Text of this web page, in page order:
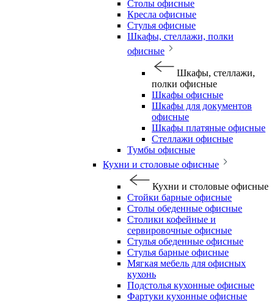
Столы офисные
Кресла офисные
Стулья офисные
Шкафы, стеллажи, полки
офисные
Шкафы, стеллажи,
полки офисные
Шкафы офисные
Шкафы для документов
офисные
Шкафы платяные офисные
Стеллажи офисные
Тумбы офисные
Кухни и столовые офисные
Кухни и столовые офисные
Стойки барные офисные
Столы обеденные офисные
Столики кофейные и
сервировочные офисные
Стулья обеденные офисные
Стулья барные офисные
Мягкая мебель для офисных
кухонь
Подстолья кухонные офисные
Фартуки кухонные офисные